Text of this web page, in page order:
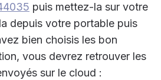
puis mettez-la sur votre
depuis votre portable puis
bien choisis les bon
vous devrez retrouver les
sur le cloud :